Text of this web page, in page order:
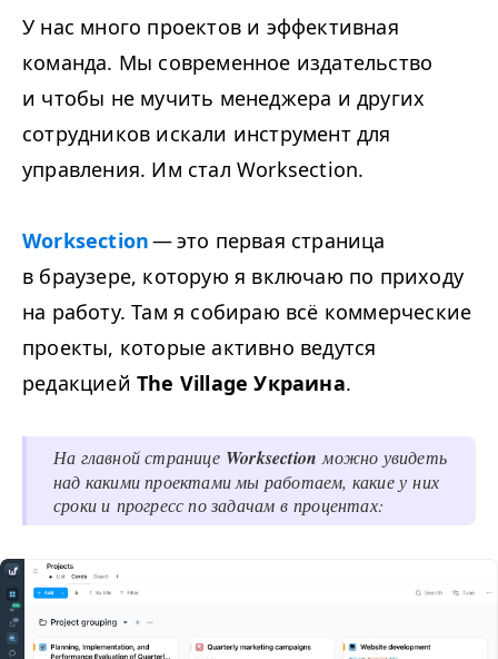
У нас много проектов и эффективная
команда. Мы современное издательство
и чтобы не мучить менеджера и других
сотрудников искали инструмент для
управления. Им стал Worksection.
Worksection— это первая страница
в браузере, которую я включаю по приходу
на работу. Там я собираю всё коммерческие
проекты, которые активно ведутся
редакцией The Village Украина.
На главной странице Worksection можно увидеть
над какими проектами мы работаем, какие у них
сроки и прогресс по задачам в процентах: